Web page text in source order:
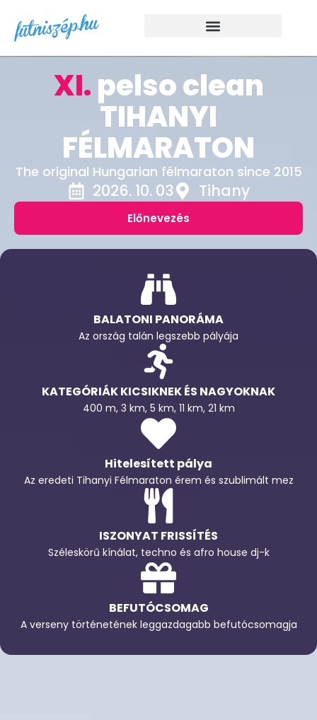
XI.pelso clean
TIHANYI
FÉLMARATON
The original Hungarian félmaraton since 2015
2026. 10. 03 Tihany
Előnevezés
BALATONI PANORÁMA
Az ország talán legszebb pályája
KATEGÓRIÁK KICSIKNEK ÉS NAGYOKNAK
400 m, 3 km, 5 km, 11 km, 21 km
Hitelesített pálya
Az eredeti Tihanyi Félmaraton érem és szublimált mez
ISZONYAT FRISSÍTÉS
Széleskörű kínálat, techno és afro house dj-k
BEFUTÓCSOMAG
A verseny történetének leggazdagabb befutócsomagja